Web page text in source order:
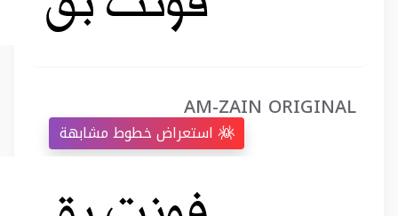
AM-ZAIN ORIGINAL